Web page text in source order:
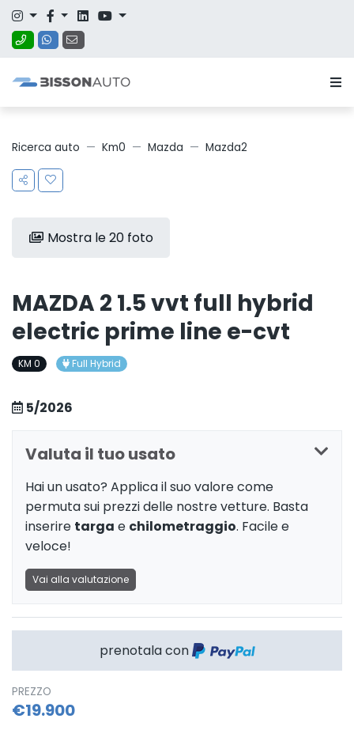
Ricerca auto Km0 Mazda Mazda2
Mostra le 20 foto
MAZDA 2 1.5 vvt full hybrid
electric prime line e-cvt
KM 0 Full Hybrid
5/2026
Valuta il tuo usato
Hai un usato? Applica il suo valore come
permuta sui prezzi delle nostre vetture. Basta
inserire targa e chilometraggio. Facile e
veloce!
Vai alla valutazione
prenotala con
PREZZO
€19.900